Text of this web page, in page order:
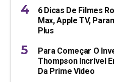
6 Dicas De Filmes
Max, Apple TV,
Plus
Para Começar O
Thompson Incrível
Da Prime Video